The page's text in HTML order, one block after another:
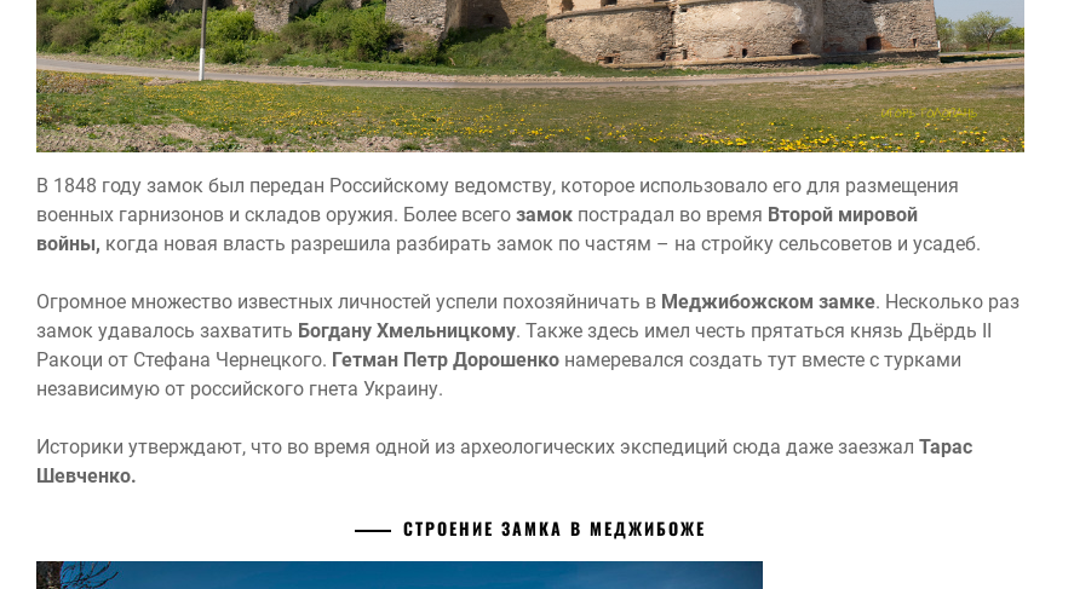
В 1848 году замок был передан Российскому ведомству, которое использовало его для размещения
военных гарнизонов и складов оружия. Более всего замок пострадал во время Второй мировой
войны, когда новая власть разрешила разбирать замок по частям – на стройку сельсоветов и усадеб.
Огромное множество известных личностей успели похозяйничать в Меджибожском замке. Несколько раз
замок удавалось захватить Богдану Хмельницкому. Также здесь имел честь прятаться князь Дьёрдь II
Ракоци от Стефана Чернецкого. Гетман Петр Дорошенко намеревался создать тут вместе с турками
независимую от российского гнета Украину.
Историки утверждают, что во время одной из археологических экспедиций сюда даже заезжал Тарас
Шевченко.
СТРОЕНИЕ ЗАМКА В МЕДЖИБОЖЕ